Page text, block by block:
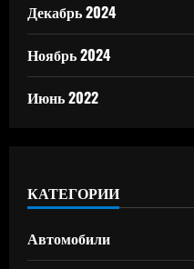
Декабрь 2024
Ноябрь 2024
Июнь 2022
КАТЕГОРИИ
Автомобили